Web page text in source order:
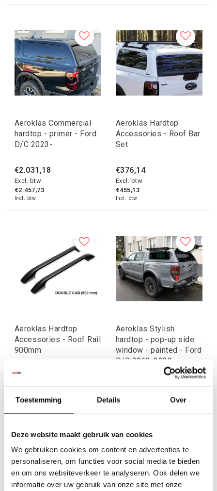
Toestemming Details Over
Deze website maakt gebruik van cookies
We gebruiken cookies om content en advertenties te
personaliseren, om functies voor social media te bieden
en om ons websiteverkeer te analyseren. Ook delen we
informatie over uw gebruik van onze site met onze
Aeroklas Commercial
hardtop - primer - Ford
D/C 2023-
€2.031,18
Excl. btw
€2.457,73
Incl. btw
Aeroklas Hardtop
Accessories - Roof Bar
Set
€376,14
Excl. btw
€455,13
Incl. btw
Aeroklas Hardtop
Accessories - Roof Rail
900mm
€145,23
€175,73
Incl. btw
Aeroklas Stylish
hardtop - pop-up side
window - painted - Ford
D/C 2012-2022
€3.092,73
Incl. btw